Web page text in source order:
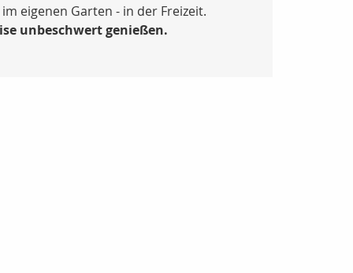
eigenen Garten - in der Freizeit.
unbeschwert genießen.